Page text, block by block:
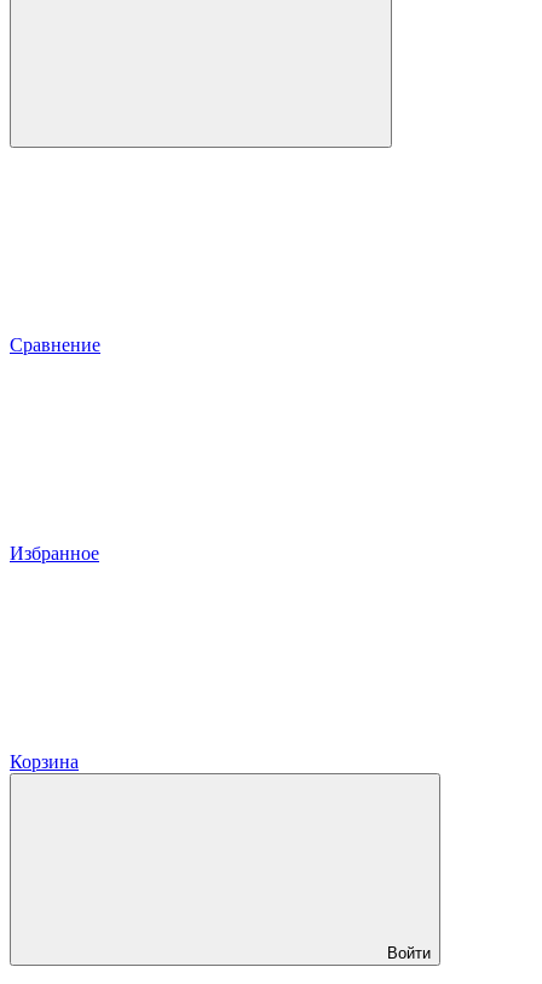
Сравнение
Избранное
Корзина
Войти